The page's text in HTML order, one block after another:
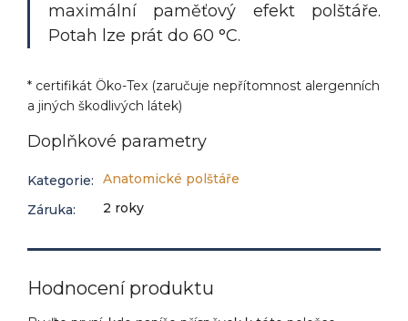
maximální paměťový efekt polštáře.
Potah lze prát do 60 °C.
* certifikát Öko-Tex (zaručuje nepřítomnost alergenních
a jiných škodlivých látek)
Doplňkové parametry
Kategorie:
Anatomické polštáře
Záruka: 2 roky
Hodnocení produktu